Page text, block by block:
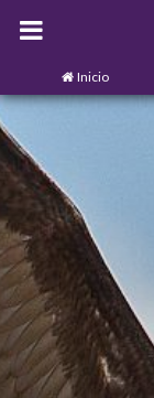
Inicio